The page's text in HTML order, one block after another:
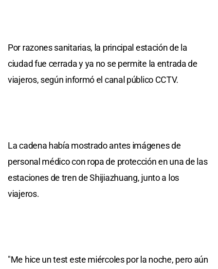
Por razones sanitarias, la principal estación de la
ciudad fue cerrada y ya no se permite la entrada de
viajeros, según informó el canal público CCTV.
La cadena había mostrado antes imágenes de
personal médico con ropa de protección en una de las
estaciones de tren de Shijiazhuang, junto a los
viajeros.
"Me hice un test este miércoles por la noche, pero aún